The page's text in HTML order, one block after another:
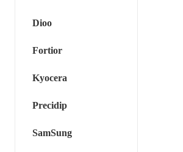
Dioo
Fortior
Kyocera
Precidip
SamSung